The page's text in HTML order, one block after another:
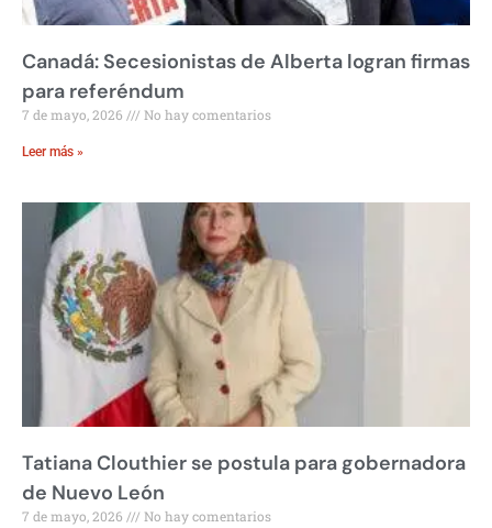
Canadá: Secesionistas de Alberta logran firmas
para referéndum
7 de mayo, 2026 No hay comentarios
Leer más »
Tatiana Clouthier se postula para gobernadora
de Nuevo León
7 de mayo, 2026 No hay comentarios